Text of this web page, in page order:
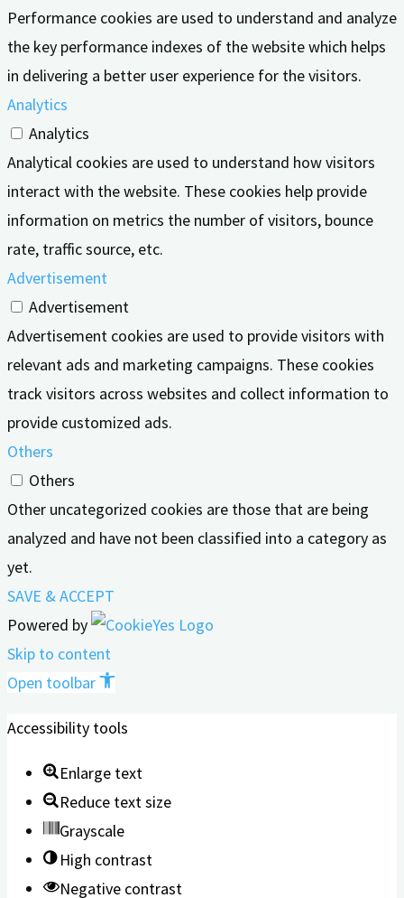
Performance cookies are used to understand and analyze
the key performance indexes of the website which helps
in delivering a better user experience for the visitors.
Analytics
Analytics
Analytical cookies are used to understand how visitors
interact with the website. These cookies help provide
information on metrics the number of visitors, bounce
rate, traffic source, etc.
Advertisement
Advertisement
Advertisement cookies are used to provide visitors with
relevant ads and marketing campaigns. These cookies
track visitors across websites and collect information to
provide customized ads.
Others
Others
Other uncategorized cookies are those that are being
analyzed and have not been classified into a category as
yet.
SAVE & ACCEPT
Powered by
Skip to content
Open toolbar
Accessibility tools
Enlarge text
Reduce text size
Grayscale
High contrast
Negative contrast